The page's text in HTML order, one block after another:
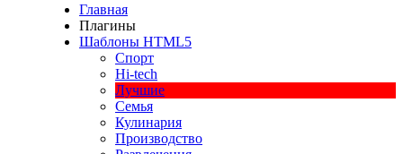
Главная
Плагины
Шаблоны HTML5
Спорт
Hi-tech
Лучшие
Семья
Кулинария
Производство